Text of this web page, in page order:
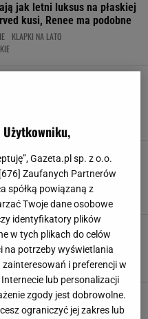
jak letni luksus na płaskiej
kusi, Renee ma podobne
KLAPKI NA LATO
spokojnego luksusu.
Mango podobnym stylem
KLAPKI NA LATO
Te modne klapki podbijają
wydłużają nogi
KLAPKI NA LATO KLAPKI NA OBCASIE
i bardzo stylowe.
Lasocki podobny klimat
Gazeta.pl sp. z o.o.
676 ] Zaufanych Partnerów
spółką powiązaną z
Twoje dane osobowe
identyfikatory plików
w tych plikach do celów
na potrzeby wyświetlania
i preferencji w
lub personalizacji
zgody jest dobrowolne.
ograniczyć jej zakres lub